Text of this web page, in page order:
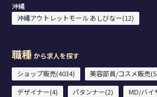
沖縄
沖縄アウトレットモール あしびなー(12)
職種 から求人を探す
ショップ販売(4034)
美容部員/コスメ販売
デザイナー(4)
パタンナー(2)
MD/バイ